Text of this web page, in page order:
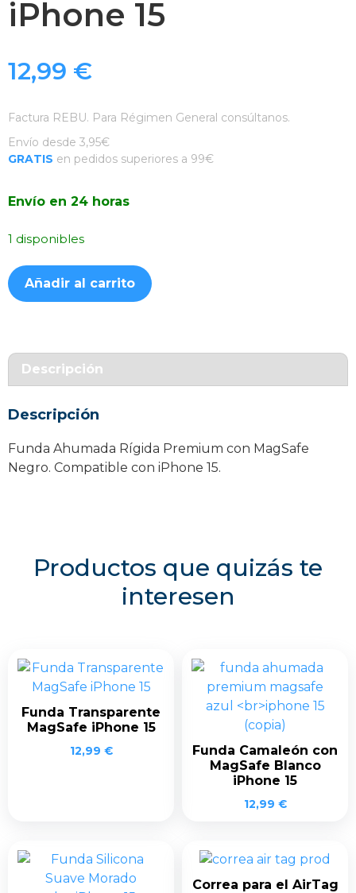
iPhone 15
12,99 €
Factura REBU. Para Régimen General consúltanos.
Envío desde 3,95€
GRATIS en pedidos superiores a 99€
Envío en 24 horas
1 disponibles
Funda
Ahumada
Negro
iPhone
15
cantidad
Añadir al carrito
Descripción
Descripción
Funda Ahumada Rígida Premium con MagSafe
Negro. Compatible con iPhone 15.
Productos que quizás te
interesen
Funda Transparente
MagSafe iPhone 15
12,99 €
Funda Camaleón con
MagSafe Blanco
iPhone 15
12,99 €
Correa para el AirTag